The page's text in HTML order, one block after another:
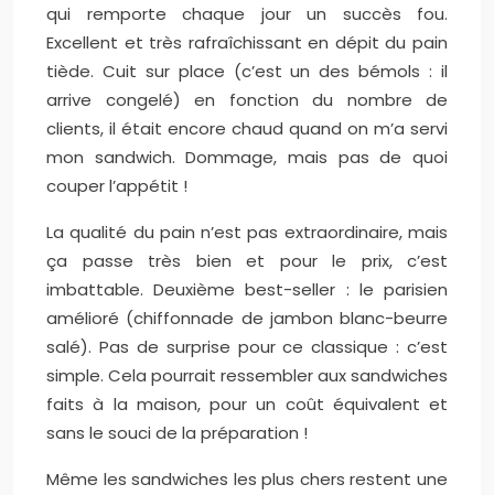
qui remporte chaque jour un succès fou.
Excellent et très rafraîchissant en dépit du pain
tiède. Cuit sur place (c’est un des bémols : il
arrive congelé) en fonction du nombre de
clients, il était encore chaud quand on m’a servi
mon sandwich. Dommage, mais pas de quoi
couper l’appétit !
La qualité du pain n’est pas extraordinaire, mais
ça passe très bien et pour le prix, c’est
imbattable. Deuxième best-seller : le parisien
amélioré (chiffonnade de jambon blanc-beurre
salé). Pas de surprise pour ce classique : c’est
simple. Cela pourrait ressembler aux sandwiches
faits à la maison, pour un coût équivalent et
sans le souci de la préparation !
Même les sandwiches les plus chers restent une